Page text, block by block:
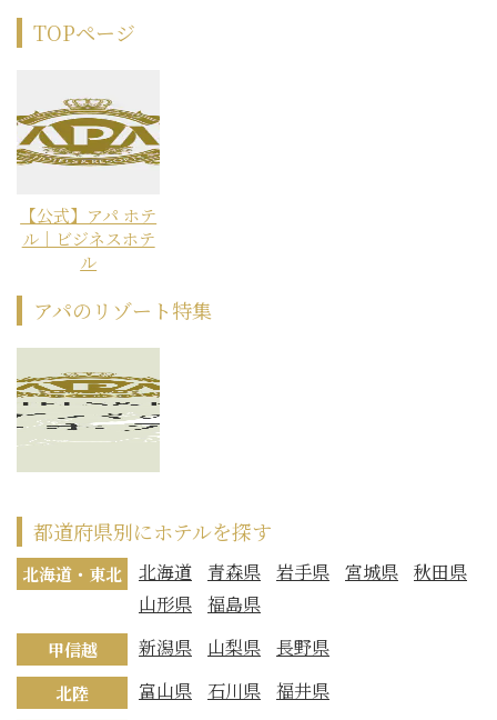
TOPページ
【公式】アパ ホテ
ル｜ビジネスホテ
ル
アパのリゾート特集
都道府県別にホテルを探す
北海道・東北 北海道 青森県 岩手県 宮城県
秋田県
山形県
福島県
甲信越 新潟県 山梨県 長野県
北陸 富山県 石川県 福井県